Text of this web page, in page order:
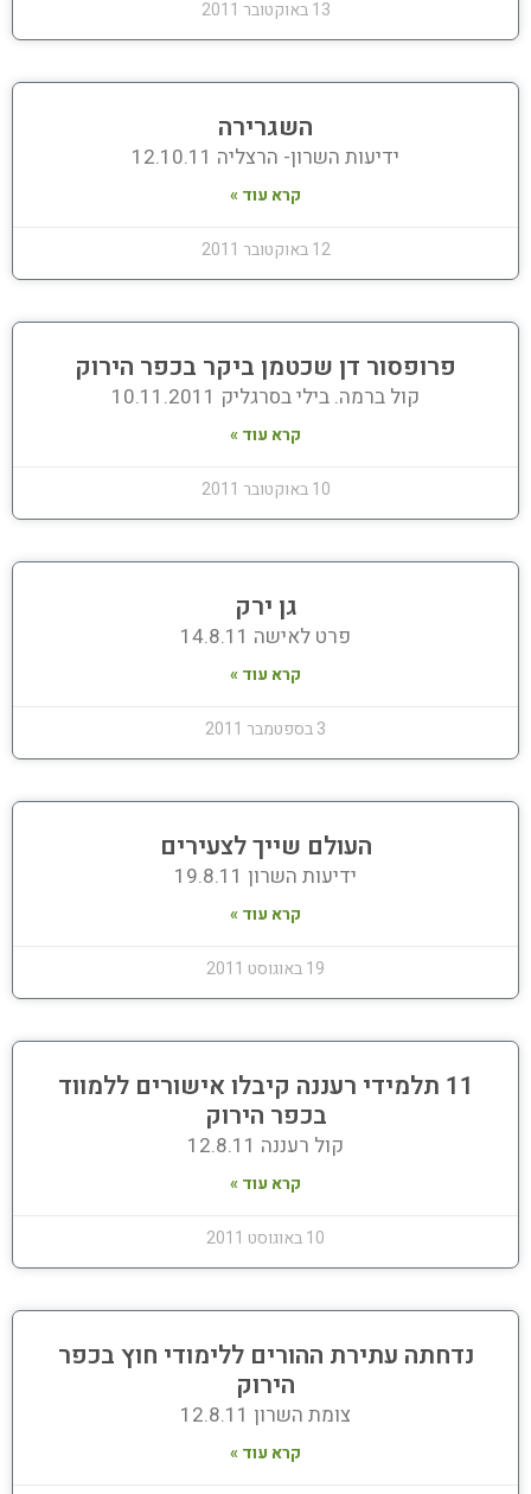
13 באוקטובר 2011
השגרירה
ידיעות השרון- הרצליה 12.10.11
קרא עוד »
12 באוקטובר 2011
פרופסור דן שכטמן ביקר בכפר הירוק
קול ברמה. בילי בסרגליק 10.11.2011
קרא עוד »
10 באוקטובר 2011
גן ירק
פרט לאישה 14.8.11
קרא עוד »
3 בספטמבר 2011
העולם שייך לצעירים
ידיעות השרון 19.8.11
קרא עוד »
19 באוגוסט 2011
11 תלמידי רעננה קיבלו אישורים ללמווד
בכפר הירוק
קול רעננה 12.8.11
קרא עוד »
10 באוגוסט 2011
נדחתה עתירת ההורים ללימודי חוץ בכפר
הירוק
צומת השרון 12.8.11
קרא עוד »